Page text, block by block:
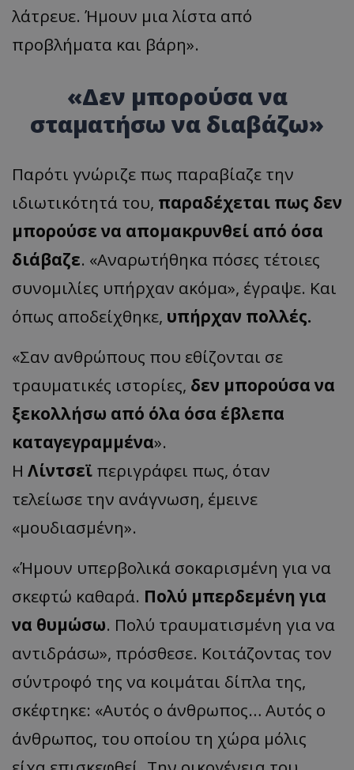
λάτρευε. Ήμουν μια λίστα από
προβλήματα και βάρη».
«Δεν μπορούσα να
σταματήσω να διαβάζω»
Παρότι γνώριζε πως παραβίαζε την
ιδιωτικότητά του, παραδέχεται πως δεν
μπορούσε να απομακρυνθεί από όσα
διάβαζε. «Αναρωτήθηκα πόσες τέτοιες
συνομιλίες υπήρχαν ακόμα», έγραψε. Και
όπως αποδείχθηκε, υπήρχαν πολλές.
«Σαν ανθρώπους που εθίζονται σε
τραυματικές ιστορίες, δεν μπορούσα να
ξεκολλήσω από όλα όσα έβλεπα
καταγεγραμμένα».
Η Λίντσεϊ περιγράφει πως, όταν
τελείωσε την ανάγνωση, έμεινε
«μουδιασμένη».
«Ήμουν υπερβολικά σοκαρισμένη για να
σκεφτώ καθαρά. Πολύ μπερδεμένη για
να θυμώσω. Πολύ τραυματισμένη για να
αντιδράσω», πρόσθεσε. Κοιτάζοντας τον
σύντροφό της να κοιμάται δίπλα της,
σκέφτηκε: «Αυτός ο άνθρωπος… Αυτός ο
άνθρωπος, του οποίου τη χώρα μόλις